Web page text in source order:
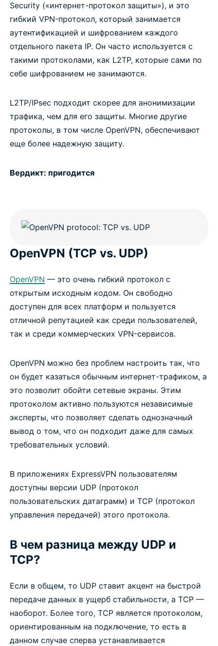
Security («интернет-протокол защиты»), и это
гибкий VPN-протокол, который занимается
аутентификацией и шифрованием каждого
отдельного пакета IP. Он часто используется с
такими протоколами, как L2TP, которые сами по
себе шифрованием не занимаются.
L2TP/IPsec подходит скорее для анонимизации
трафика, чем для его защиты. Многие другие
протоколы, в том числе OpenVPN, обеспечивают
еще более надежную защиту.
Вердикт: пригодится
OpenVPN (TCP vs. UDP)
OpenVPN — это очень гибкий протокол с
открытым исходным кодом. Он свободно
доступен для всех платформ и пользуется
отличной репутацией как среди пользователей,
так и среди коммерческих VPN-сервисов.
OpenVPN можно без проблем настроить так, что
он будет казаться обычным интернет-трафиком, а
это позволит обойти сетевые экраны. Этим
протоколом активно пользуются независимые
эксперты, что позволяет сделать однозначный
вывод о том, что он подходит даже для самых
требовательных условий.
В приложениях ExpressVPN пользователям
доступны версии UDP (протокол
пользовательских датаграмм) и TCP (протокол
управления передачей) этого протокола.
В чем разница между UDP и
TCP?
Если в общем, то UDP ставит акцент на быстрой
передаче данных в ущерб стабильности, а TCP —
наоборот. Более того, TCP является протоколом,
ориентированным на подключение, то есть в
данном случае сперва устанавливается